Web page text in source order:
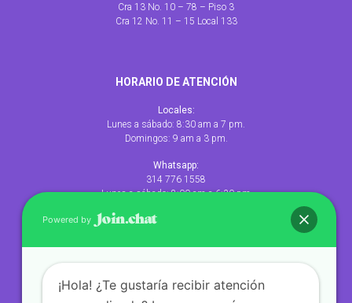
Cra 13 No. 10 – 78 – Piso 3
Cra 12 No. 11 – 15 Local 133
HORARIO DE ATENCIÓN
Locales:
Lunes a sábado: 8:30 am a 7 pm.
Domingos: 9 am a 3 pm.
Whatsapp:
314 776 1558
Lunes a sábado: 8:00 am a 6:30 pm
Términos y condiciones
Abrir chat
Powered by
¡Hola! ¿Te gustaría recibir atención